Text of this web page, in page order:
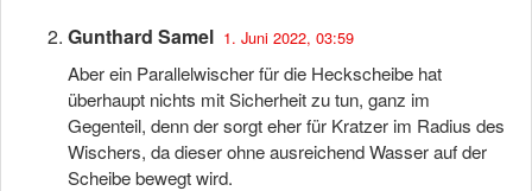
Gunthard Samel 1. Juni 2022, 03:59
Aber ein Parallelwischer für die Heckscheibe hat
überhaupt nichts mit Sicherheit zu tun, ganz im
Gegenteil, denn der sorgt eher für Kratzer im Radius des
Wischers, da dieser ohne ausreichend Wasser auf der
Scheibe bewegt wird.